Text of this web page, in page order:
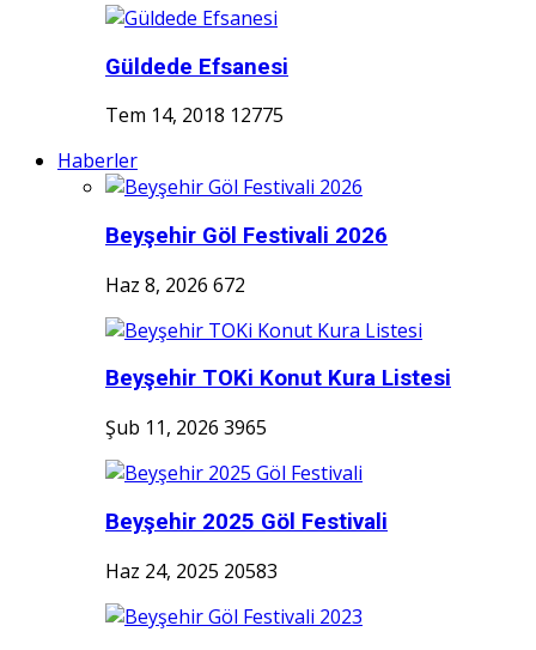
Güldede Efsanesi
Tem 14, 2018 12775
Haberler
Beyşehir Göl Festivali 2026
Haz 8, 2026 672
Beyşehir TOKi Konut Kura Listesi
Şub 11, 2026 3965
Beyşehir 2025 Göl Festivali
Haz 24, 2025 20583